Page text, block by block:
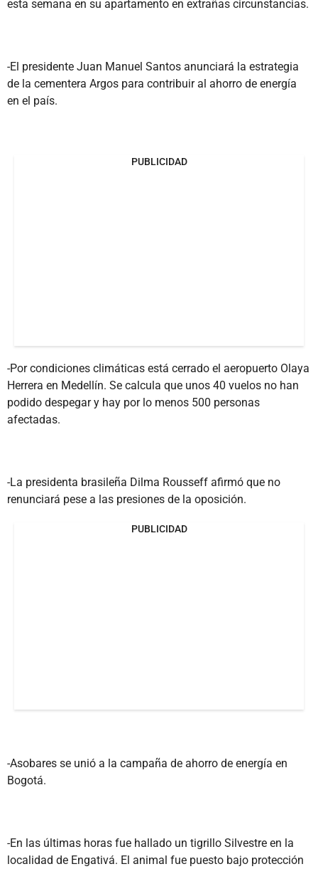
esta semana en su apartamento en extrañas circunstancias.
-El presidente Juan Manuel Santos anunciará la estrategia
de la cementera Argos para contribuir al ahorro de energía
en el país.
PUBLICIDAD
-Por condiciones climáticas está cerrado el aeropuerto Olaya
Herrera en Medellín. Se calcula que unos 40 vuelos no han
podido despegar y hay por lo menos 500 personas
afectadas.
-La presidenta brasileña Dilma Rousseff afirmó que no
renunciará pese a las presiones de la oposición.
PUBLICIDAD
-Asobares se unió a la campaña de ahorro de energía en
Bogotá.
-En las últimas horas fue hallado un tigrillo Silvestre en la
localidad de Engativá. El animal fue puesto bajo protección